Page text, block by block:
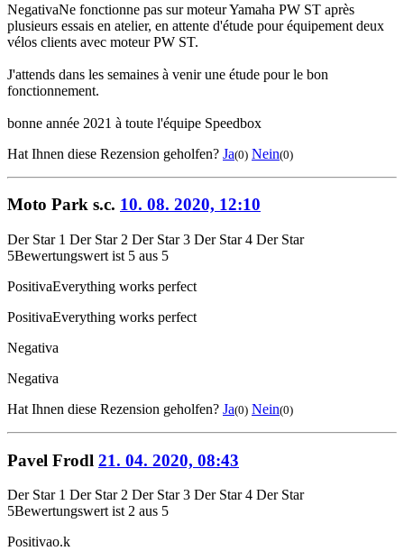
NegativaNe fonctionne pas sur moteur Yamaha PW ST après
plusieurs essais en atelier, en attente d'étude pour équipement deux
vélos clients avec moteur PW ST.
J'attends dans les semaines à venir une étude pour le bon
fonctionnement.
bonne année 2021 à toute l'équipe Speedbox
Hat Ihnen diese Rezension geholfen? Ja(0) Nein(0)
Moto Park s.c. 10. 08. 2020, 12:10
Der Star 1 Der Star 2 Der Star 3 Der Star 4 Der Star
5Bewertungswert ist 5 aus 5
PositivaEverything works perfect
PositivaEverything works perfect
Negativa
Negativa
Hat Ihnen diese Rezension geholfen? Ja(0) Nein(0)
Pavel Frodl 21. 04. 2020, 08:43
Der Star 1 Der Star 2 Der Star 3 Der Star 4 Der Star
5Bewertungswert ist 2 aus 5
Positivao.k